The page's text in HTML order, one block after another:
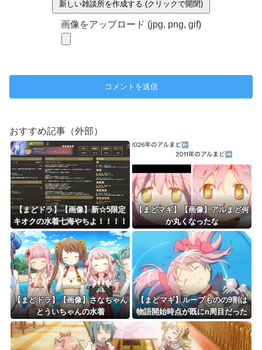
新しい雑談所を作成する (クリックで開閉)
画像をアップロード (jpg, png, gif)
おすすめ記事（外部）
【まどドラ】【画像】新☆5限定
キオクの水着七海やちよ！！！！
水全体ブレイカー
【まどマギ】【画像】アルまど何
か丸くなったな
【まどドラ】【画像】さなちゃん
とういちゃんの水着
は……？？？？
【まどマギ】ループものの9割は
物語開始時点が既にn周目だった
って仕掛けがあるよね